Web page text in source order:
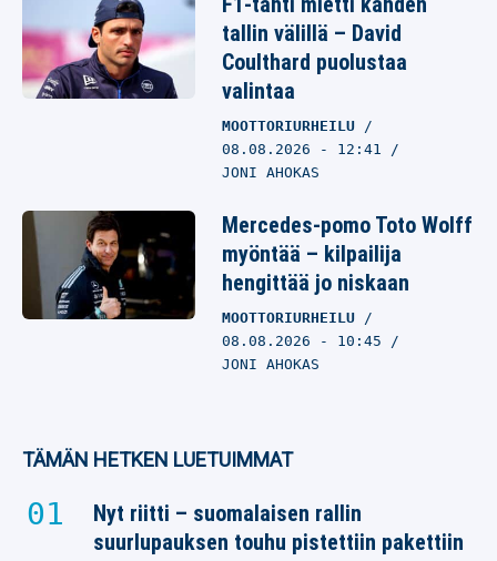
tallin välillä – David
Coulthard puolustaa
valintaa
MOOTTORIURHEILU
08.08.2026 - 12:41
JONI AHOKAS
Mercedes-pomo Toto Wolff
myöntää – kilpailija
hengittää jo niskaan
MOOTTORIURHEILU
08.08.2026 - 10:45
JONI AHOKAS
TÄMÄN HETKEN LUETUIMMAT
Nyt riitti – suomalaisen rallin
suurlupauksen touhu pistettiin pakettiin